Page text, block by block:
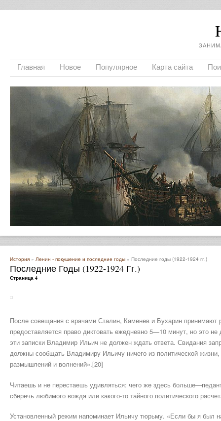
Главная Новое Популярное Карта сайта
История » Ленин - покушение и последние годы » Последние годы (1922-1924 гг.)
Последние Годы (1922-1924 Гг.)
Страница 4
После совещания с врачами Сталин, Каменев и Бухарин
предоставляется право диктовать ежедневно 5—10 минут, но это
эти записки Владимир Ильич не должен ждать ответа. Свидания
должны сообщать Владимиру Ильичу ничего из политической
размышлений и волнений».[20]
Читаешь и не перестаешь удивляться: чего же здесь
сберечь любимого вождя или какого-то тайного политического
Установленный режим напоминает Ильичу тюрьму. «Если бы я был